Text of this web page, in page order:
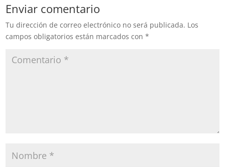
Enviar comentario
Tu dirección de correo electrónico no será publicada. Los
campos obligatorios están marcados con*